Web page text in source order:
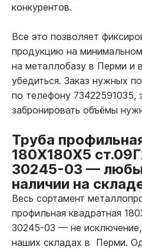
конкурентов.
Все это позволяет
продукцию на
на металлобазу в Перми и
убедиться. Заказ нужных
по телефону
забронировать объёмы
Труба
180Х180Х5
30245-03 —
наличии на
Весь сортамент
профильная квадратная
30245-03 — не
наших складах в Перми.